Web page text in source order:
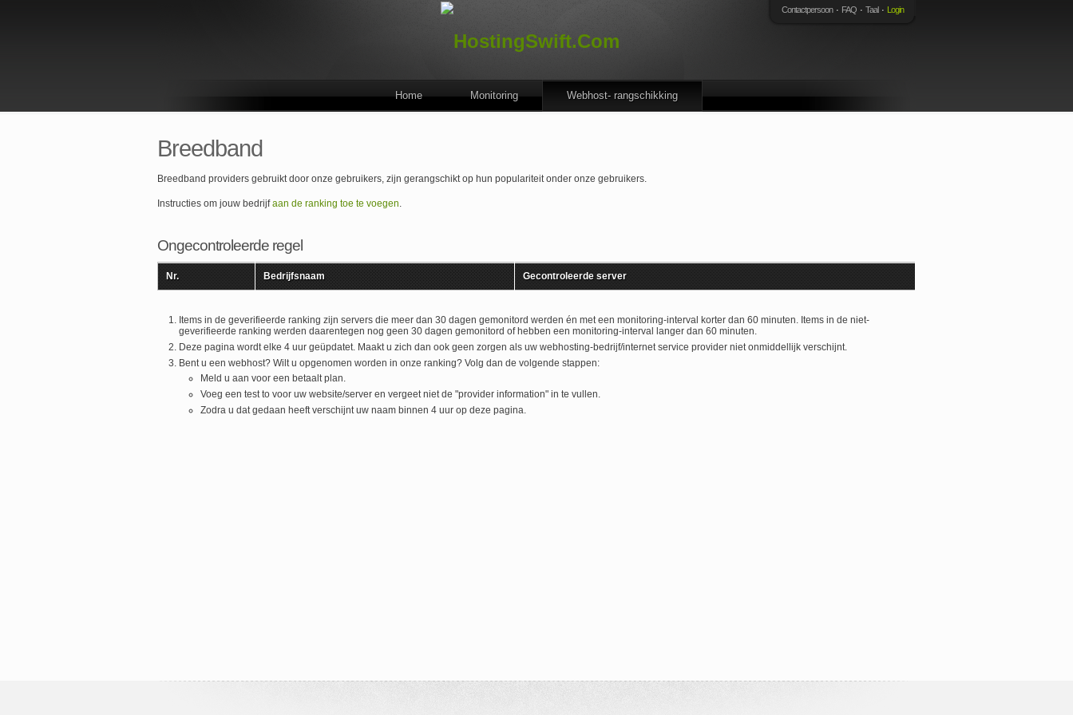
Contactpersoon FAQ Taal Login
Home Monitoring Webhost- rangschikking
Breedband
Breedband providers gebruikt door onze gebruikers, zijn gerangschikt op hun populariteit onder onze gebruikers.
Instructies om jouw bedrijfaan de ranking toe te voegen
Ongecontroleerde regel
Nr. Bedrijfsnaam Gecontroleerde server
Items in de geverifieerde ranking zijn servers die meer dan 30 dagen gemonitord werden én met een monitoring-interval korter dan 60 minuten. Items in de niet-
geverifieerde ranking werden daarentegen nog geen 30 dagen gemonitord of hebben een monitoring-interval langer dan 60 minuten.
Deze pagina wordt elke 4 uur geüpdatet. Maakt u zich dan ook geen zorgen als uw webhosting-bedrijf/internet service provider niet onmiddellijk verschijnt.
Bent u een webhost? Wilt u opgenomen worden in onze ranking? Volg dan de volgende stappen:
Meld u aan voor een betaalt plan.
Voeg een test to voor uw website/server en vergeet niet de "provider information" in te vullen.
Zodra u dat gedaan heeft verschijnt uw naam binnen 4 uur op deze pagina.